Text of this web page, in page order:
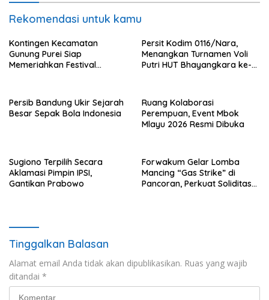
Rekomendasi untuk kamu
Kontingen Kecamatan
Gunung Purei Siap
Memeriahkan Festival
Persit Kodim 0116/Nara,
Menangkan Turnamen Voli
Putri HUT Bhayangkara ke-
Persib Bandung Ukir Sejarah
Besar Sepak Bola Indonesia
Ruang Kolaborasi
Perempuan, Event Mbok
Mlayu 2026 Resmi Dibuka
Sugiono Terpilih Secara
Aklamasi Pimpin IPSI,
Gantikan Prabowo
Forwakum Gelar Lomba
Mancing “Gas Strike” di
Pancoran, Perkuat Soliditas
Tinggalkan Balasan
Alamat email Anda tidak akan dipublikasikan. Ruas yang wajib
ditandai *